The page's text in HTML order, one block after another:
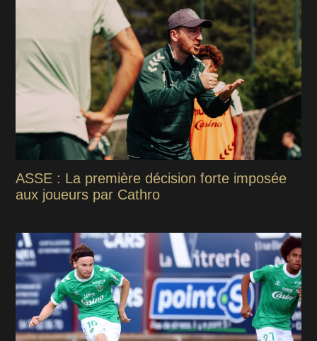
ASSE : La première décision forte imposée
aux joueurs par Cathro